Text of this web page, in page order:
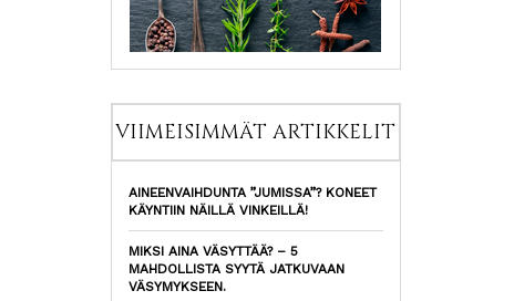
VIIMEISIMMÄT ARTIKKELIT
AINEENVAIHDUNTA ”JUMISSA”? KONEET
KÄYNTIIN NÄILLÄ VINKEILLÄ!
MIKSI AINA VÄSYTTÄÄ? – 5
MAHDOLLISTA SYYTÄ JATKUVAAN
VÄSYMYKSEEN.